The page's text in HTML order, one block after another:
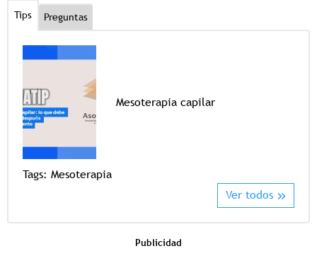
Tips Preguntas
Mesoterapia capilar
Tags: Mesoterapia
Ver todos
Publicidad